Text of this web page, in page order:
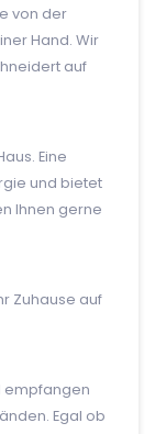
von der
Hand. Wir
auf
Eine
und bietet
Ihnen gerne
Zuhause auf
empfangen
Egal ob